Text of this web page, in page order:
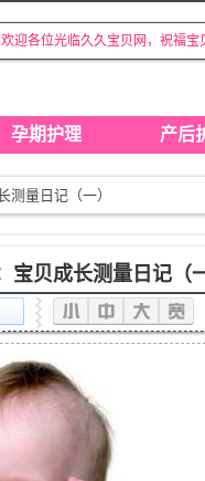
欢迎各位光临久久宝贝网，祝福宝
孕期护理 产后
测量日记（一）
宝贝成长测量日记（